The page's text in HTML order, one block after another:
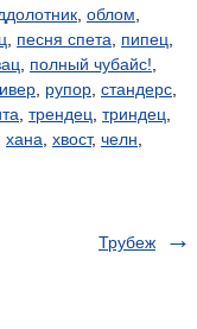
облом
песня спета пипец
полный чубайс!
рупор стандерс
трендец триндец
хана хвост, челн
Трубеж